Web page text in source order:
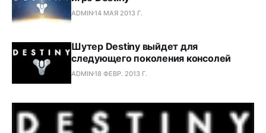
ADMIN14 МАЯ 2013 Г.
Шутер Destiny выйдет для
следующего поколения консолей
ADMIN18 ФЕВР. 2013 Г.